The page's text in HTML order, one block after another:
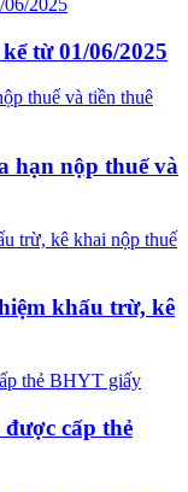
từ 01/06/2025
hạn nộp thuế và
khấu trừ, kê
cấp thẻ